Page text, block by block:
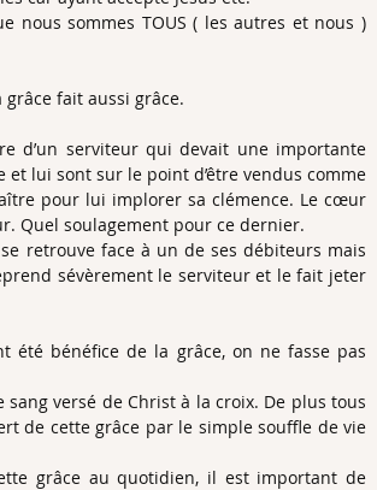
nous sommes TOUS ( les autres et nous )
fait aussi grâce.
d’un serviteur qui devait une importante
et lui sont sur le point d’être vendus comme
pour lui implorer sa clémence. Le cœur
Quel soulagement pour ce dernier.
retrouve face à un de ses débiteurs mais
sévèrement le serviteur et le fait jeter
été bénéfice de la grâce, on ne fasse pas
versé de Christ à la croix. De plus tous
de cette grâce par le simple souffle de vie
grâce au quotidien, il est important de